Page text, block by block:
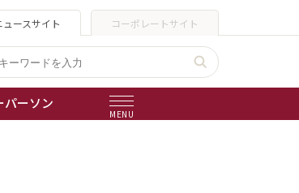
ュースサイト コーポレートサイト
パーソン
MENU